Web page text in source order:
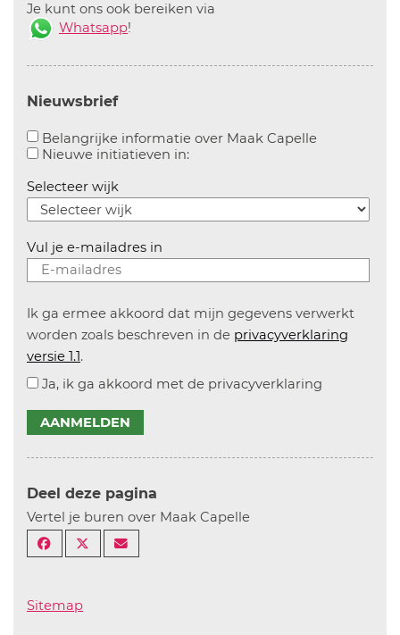
Je kunt ons ook bereiken via
Whatsapp!
Nieuwsbrief
Belangrijke informatie over Maak CapelleAanvinken
Nieuwe initiatieven in:Aanvinken om informatie over
Selecteer wijk
Vul je e-mailadres in
Ik ga ermee akkoord dat mijn gegevens verwerkt
worden zoals beschreven in de privacyverklaring
versie 1.1.
Ja, ik ga akkoord met de privacyverklaring
AANMELDEN
Deel deze pagina
Vertel je buren over Maak Capelle
Sitemap